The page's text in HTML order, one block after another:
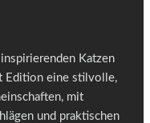
Katzen
Edition eine stilvolle,
mit
und praktischen